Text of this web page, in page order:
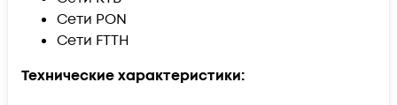
Сети PON
Сети FTTH
Технические характеристики: